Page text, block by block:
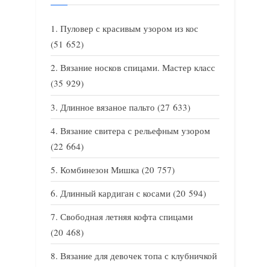
Пуловер с красивым узором из кос
(51 652)
Вязание носков спицами. Мастер класс
(35 929)
Длинное вязаное пальто (27 633)
Вязание свитера с рельефным узором
(22 664)
Комбинезон Мишка (20 757)
Длинный кардиган с косами (20 594)
Свободная летняя кофта спицами
(20 468)
Вязание для девочек топа с клубничкой